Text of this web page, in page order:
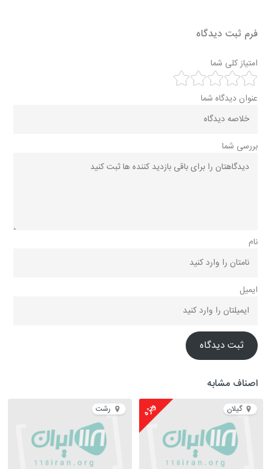
فرم ثبت دیدگاه
امتیاز کلی شما
عنوان دیدگاه شما
بررسی شما
نام
ایمیل
ثبت دیدگاه
اصناف مشابه
گیلان ویژه رشت